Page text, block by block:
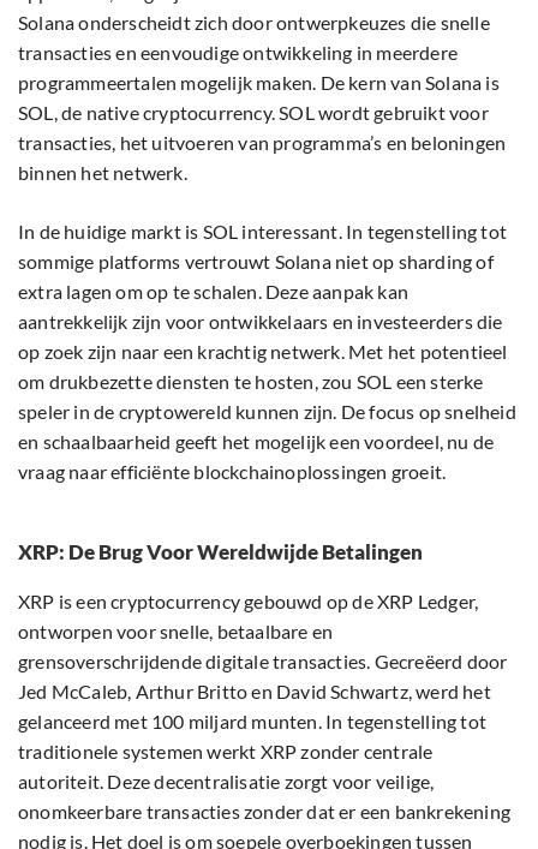
Solana onderscheidt zich door ontwerpkeuzes die snelle
transacties en eenvoudige ontwikkeling in meerdere
programmeertalen mogelijk maken. De kern van Solana is
SOL, de native cryptocurrency. SOL wordt gebruikt voor
transacties, het uitvoeren van programma’s en beloningen
binnen het netwerk.
In de huidige markt is SOL interessant. In tegenstelling tot
sommige platforms vertrouwt Solana niet op sharding of
extra lagen om op te schalen. Deze aanpak kan
aantrekkelijk zijn voor ontwikkelaars en investeerders die
op zoek zijn naar een krachtig netwerk. Met het potentieel
om drukbezette diensten te hosten, zou SOL een sterke
speler in de cryptowereld kunnen zijn. De focus op snelheid
en schaalbaarheid geeft het mogelijk een voordeel, nu de
vraag naar efficiënte blockchainoplossingen groeit.
XRP: De Brug Voor Wereldwijde Betalingen
XRP is een cryptocurrency gebouwd op de XRP Ledger,
ontworpen voor snelle, betaalbare en
grensoverschrijdende digitale transacties. Gecreëerd door
Jed McCaleb, Arthur Britto en David Schwartz, werd het
gelanceerd met 100 miljard munten. In tegenstelling tot
traditionele systemen werkt XRP zonder centrale
autoriteit. Deze decentralisatie zorgt voor veilige,
onomkeerbare transacties zonder dat er een bankrekening
nodig is. Het doel is om soepele overboekingen tussen